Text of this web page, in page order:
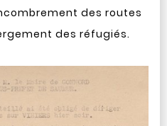
des routes
des réfugiés.